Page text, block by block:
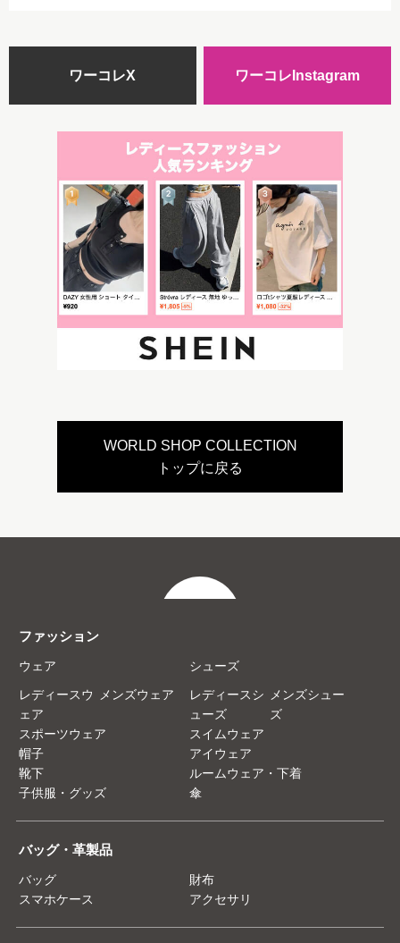
ワーコレX ワーコレInstagram
WORLD SHOP COLLECTION
トップに戻る
ファッション
ウェア
レディースウ
ェア
メンズウェア
シューズ
レディースシ
ューズ
メンズシュー
ズ
スポーツウェア
スイムウェア
帽子
アイウェア
靴下
ルームウェア・下着
子供服・グッズ
傘
バッグ・革製品
バッグ
財布
スマホケース
アクセサリ